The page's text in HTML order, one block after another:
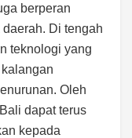
berperan
Di tengah
teknologi yang
Oleh
dapat terus
kepada